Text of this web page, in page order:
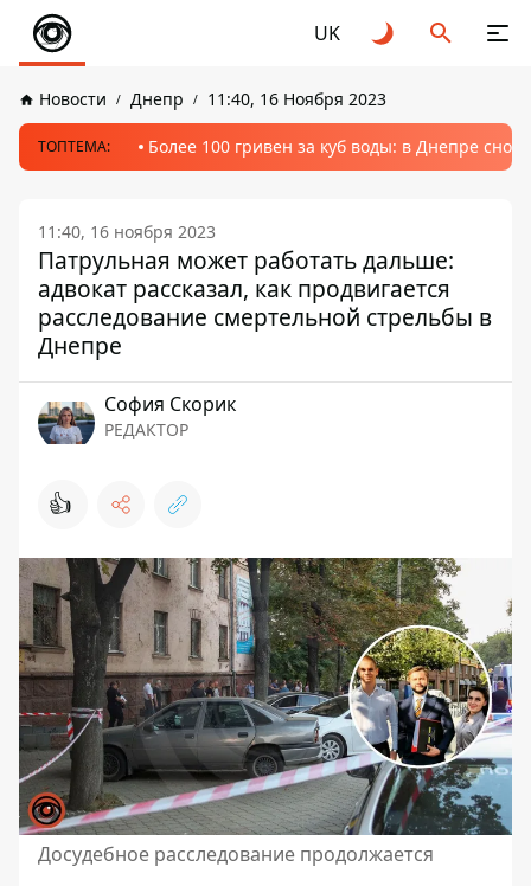
UK
Новости Днепр 11:40, 16 Ноября 2023
ТОПТЕМА: Более 100 гривен за куб воды: в Днепре
11:40, 16 ноября 2023
Патрульная может работать дальше:
адвокат рассказал, как продвигается
расследование смертельной стрельбы в
Днепре
София Скорик
РЕДАКТОР
👍
Досудебное расследование продолжается